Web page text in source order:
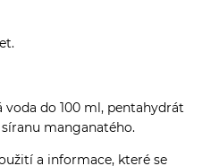
do 100 ml, pentahydrát
manganatého.
a informace, které se